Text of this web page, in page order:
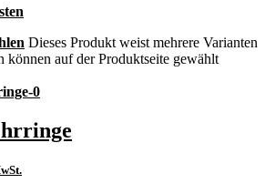
Dieses Produkt weist mehrere Varianten
können auf der Produktseite gewählt